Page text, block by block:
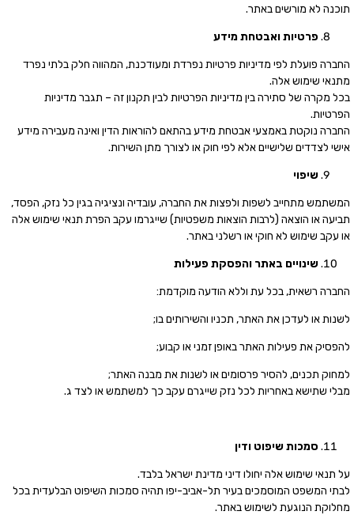
תוכנה לא מורשים באתר.
פרטיות ואבטחת מידע
החברה פועלת לפי מדיניות פרטיות נפרדת ומעודכנת, המהווה חלק בלתי נפרד
מתנאי שימוש אלה.
בכל מקרה של סתירה בין מדיניות הפרטיות לבין תקנון זה – תגבר מדיניות
הפרטיות.
החברה נוקטת באמצעי אבטחת מידע בהתאם להוראות הדין ואינה מעבירה מידע
אישי לצדדים שלישיים אלא לפי חוק או לצורך מתן השירות.
שיפוי
המשתמש מתחייב לשפות ולפצות את החברה, עובדיה ונציגיה בגין כל נזק, הפסד,
תביעה או הוצאה (לרבות הוצאות משפטיות) שייגרמו עקב הפרת תנאי שימוש אלה
או עקב שימוש לא חוקי או רשלני באתר.
שינויים באתר והפסקת פעילות
החברה רשאית, בכל עת וללא הודעה מוקדמת:
לשנות או לעדכן את האתר, תכניו והשירותים בו;
להפסיק את פעילות האתר באופן זמני או קבוע;
למחוק תכנים, להסיר פרסומים או לשנות את מבנה האתר;
מבלי שתישא באחריות לכל נזק שייגרם עקב כך למשתמש או לצד ג.
סמכות שיפוט ודין
על תנאי שימוש אלה יחולו דיני מדינת ישראל בלבד.
לבתי המשפט המוסמכים בעיר תל-אביב-יפו תהיה סמכות השיפוט הבלעדית בכל
מחלוקת הנוגעת לשימוש באתר.